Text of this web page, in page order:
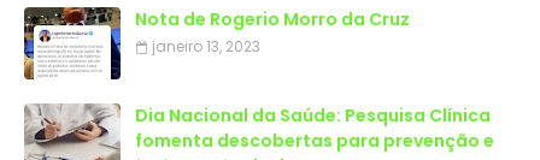
Nota de Rogerio Morro da Cruz
janeiro 13, 2023
Dia Nacional da Saúde: Pesquisa Clínica
fomenta descobertas para prevenção e